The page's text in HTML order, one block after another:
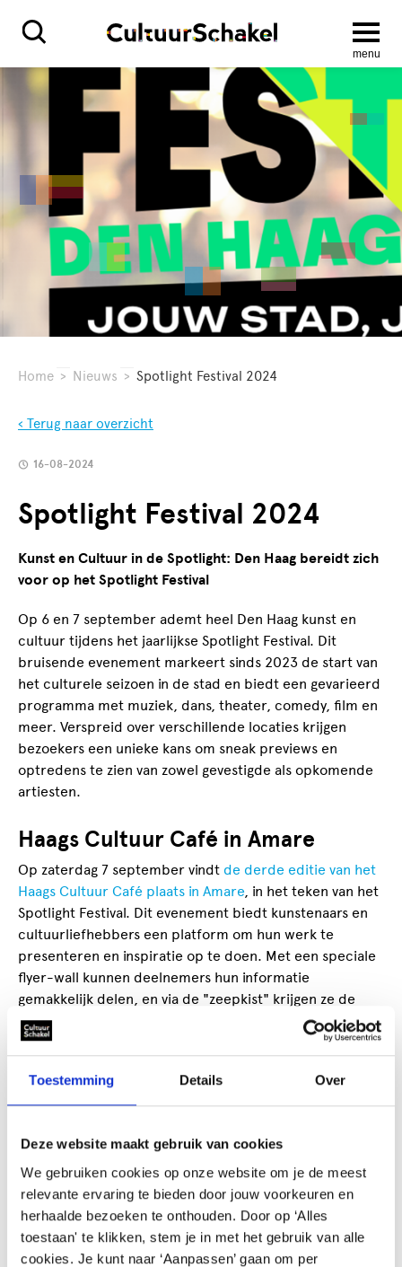
Toestemming Details Over
Deze website maakt gebruik van cookies
We gebruiken cookies op onze website om je de meest
relevante ervaring te bieden door jouw voorkeuren en
herhaalde bezoeken te onthouden. Door op ‘Alles
toestaan' te klikken, stem je in met het gebruik van alle
cookies. Je kunt naar ‘Aanpassen’ gaan om per
menu
Home > Nieuws > Spotlight Festival 2024
‹ Terug naar overzicht
16-08-2024
Spotlight Festival 2024
Kunst en Cultuur in de Spotlight: Den Haag bereidt zich
voor op het Spotlight Festival
Op 6 en 7 september ademt heel Den Haag kunst en
cultuur tijdens het jaarlijkse Spotlight Festival. Dit
bruisende evenement markeert sinds 2023 de start van
het culturele seizoen in de stad en biedt een gevarieerd
programma met muziek, dans, theater, comedy, film en
meer. Verspreid over verschillende locaties krijgen
bezoekers een unieke kans om sneak previews en
optredens te zien van zowel gevestigde als opkomende
artiesten.
Haags Cultuur Café in Amare
Op zaterdag 7 september vindt de derde editie van het
Haags Cultuur Café plaats in Amare, in het teken van het
Spotlight Festival. Dit evenement biedt kunstenaars en
cultuurliefhebbers een platform om hun werk te
presenteren en inspiratie op te doen. Met een speciale
flyer-wall kunnen deelnemers hun informatie
gemakkelijk delen, en via de "zeepkist" krijgen ze de
kans om een voorproefje van maximaal vijf minuten te
geven van hun plannen voor het komende culturele
tot 26 augustus via
cultuurbeoefening@cultuurschakel.nl.
Mini-markt 'Eerste Hulp bij
Podiumkunsten" bij De Vaillant
Op vrijdag 6 september is er vanaf 18:00 een Silent
Disco bij De Vaillant, gecombineerd met de mini-markt
‘Eerste Hulp Bij Podiumkunsten’. Hier kunnen bezoekers